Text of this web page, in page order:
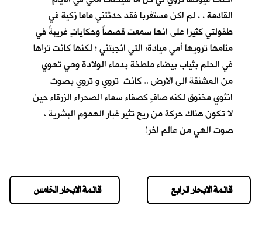
القادمة . . لم اكن مستغربا فقد حدثتني ماما زكية في
طفولتي كثيرا على انها سمعت قصصاً وحكاياتٍ غريبةً في
منامها ترويها أمي ميادة؛ التي انجبتني ؛ لكنها كانت تراها
في الحلم بثياب بيضاء ملطخة بدماء الولادة وهي تهوي
من المشنقة الى الارض .. كانت تروي و تروي بصوت
انثوي مخنوق لكنه صافٍ كصفاء سماء الصحراء الزرقاء حين
لا تكون هناك حركة من ريح تثير غبار الهموم البشرية ،
صوت الهي من عالم اخر!
قائمة الابحار الخامس قائمة الابحار الرابع